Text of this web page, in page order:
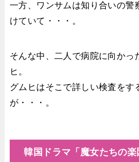
一方、ワンサムは知り合いの警
けていて・・・。
そんな中、二人で病院に向かっ
ヒ。
グムヒはそこで詳しい検査をす
が・・・。
韓国ドラマ「魔女たちの